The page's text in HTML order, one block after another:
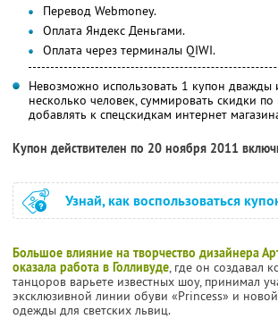
Перевод Webmoney.
Оплата Яндекс Деньгами.
Оплата через терминалы QIWI.
Невозможно использовать 1 купон дважды
несколько человек, суммировать скидки
добавлять к спецскидкам интернет
Купон действителен по 20 ноября 2011
Узнай, как воспользоваться
Большое влияние на творчество дизайнера
оказала работа в Голливуде, где он создавал
танцоров варьете известных шоу, принимал
эксклюзивной линии обуви «Princess» и
одежды для светских львиц.